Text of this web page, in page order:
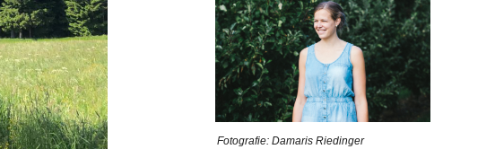
Fotografie: Damaris Riedinger